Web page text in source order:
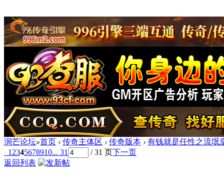
润芒论坛»首页 › 传奇主体区 › 传奇版本 › 有钱就是任性之流氓
1 2345678910... 31 / 31 页下一页
返回列表